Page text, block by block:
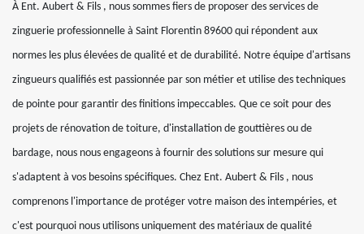
À Ent. Aubert & Fils , nous sommes fiers de proposer des services de
zinguerie professionnelle à Saint Florentin 89600 qui répondent aux
normes les plus élevées de qualité et de durabilité. Notre équipe d'artisans
zingueurs qualifiés est passionnée par son métier et utilise des techniques
de pointe pour garantir des finitions impeccables. Que ce soit pour des
projets de rénovation de toiture, d'installation de gouttières ou de
bardage, nous nous engageons à fournir des solutions sur mesure qui
s'adaptent à vos besoins spécifiques. Chez Ent. Aubert & Fils , nous
comprenons l'importance de protéger votre maison des intempéries, et
c'est pourquoi nous utilisons uniquement des matériaux de qualité